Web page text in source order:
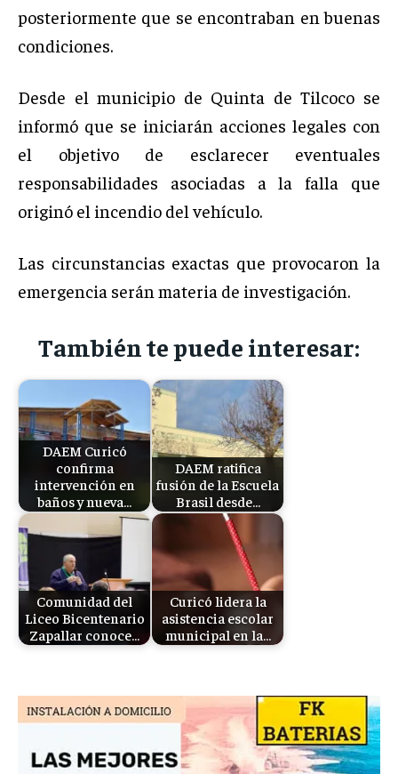
posteriormente que se encontraban en buenas
condiciones.
Desde el municipio de Quinta de Tilcoco se
informó que se iniciarán acciones legales con
el objetivo de esclarecer eventuales
responsabilidades asociadas a la falla que
originó el incendio del vehículo.
Las circunstancias exactas que provocaron la
emergencia serán materia de investigación.
También te puede interesar:
DAEM Curicó
confirma
intervención en
baños y nueva…
DAEM ratifica
fusión de la Escuela
Brasil desde…
Comunidad del
Liceo Bicentenario
Zapallar conoce…
Curicó lidera la
asistencia escolar
municipal en la…